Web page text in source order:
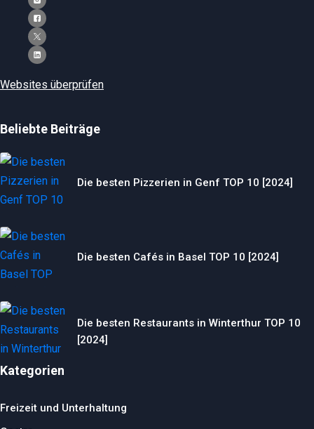
Websites überprüfen
Beliebte Beiträge
Die besten Pizzerien in Genf TOP 10 [2024]
Die besten Cafés in Basel TOP 10 [2024]
Die besten Restaurants in Winterthur TOP 10
[2024]
Kategorien
Freizeit und Unterhaltung